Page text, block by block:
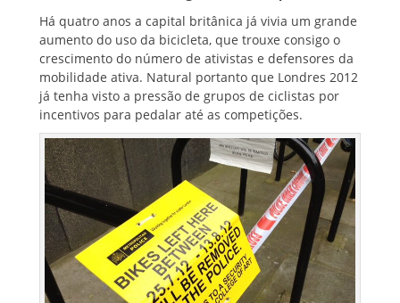
Há quatro anos a capital britânica já vivia um grande
aumento do uso da bicicleta, que trouxe consigo o
crescimento do número de ativistas e defensores da
mobilidade ativa. Natural portanto que Londres 2012
já tenha visto a pressão de grupos de ciclistas por
incentivos para pedalar até as competições.